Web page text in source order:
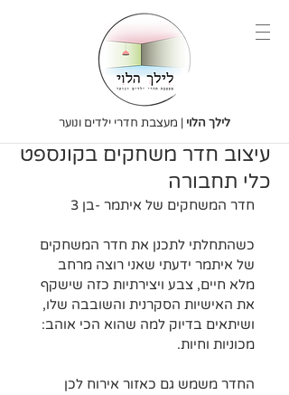
לילך הלוי | מעצבת חדרי ילדים ונוער
עיצוב חדר משחקים בקונספט
כלי תחבורה
חדר המשחקים של איתמר -בן 3
כשהתחלתי לתכנן את חדר המשחקים
של איתמר ידעתי שאני רוצה מרחב
מלא חיים, צבע ויצירתיות כזה שישקף
את האישיות הסקרנית והשובבה שלו,
ושיתאים בדיוק למה שהוא הכי אוהב:
מכוניות וחיות.
החדר משמש גם כאזור אירוח לכן